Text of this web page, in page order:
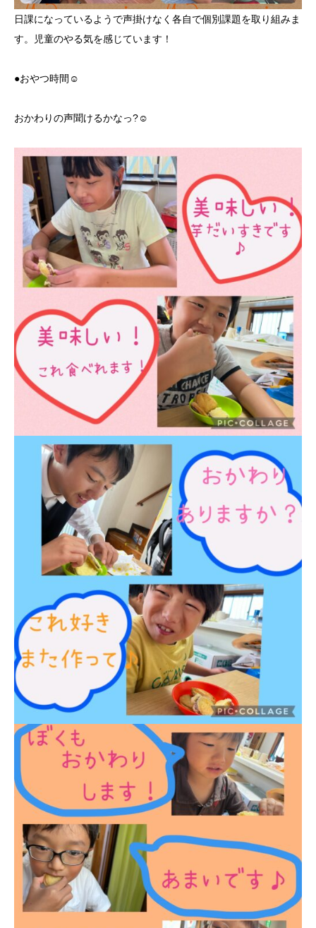
日課になっているようで声掛けなく各自で個別課題を取り組みま
す。児童のやる気を感じています！
●おやつ時間☺️
おかわりの声聞けるかなっ?☺️